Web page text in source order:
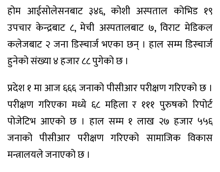
होम आईसोलेसनबाट ३४६, कोशी अस्पताल कोभिड १९
उपचार केन्द्रबाट ८, मेची अस्पतालबाट ७, विराट मेडिकल
कलेजबाट २ जना डिस्चार्ज भएका छन् । हाल सम्म डिस्चार्ज
हुनेको संख्या ४ हजार ८८ पुगेको छ ।
प्रदेश १ मा आज ६६६ जनाको पीसीआर परीक्षण गरिएको छ ।
परीक्षण गरिएका मध्ये ६८ महिला र १११ पुरुषको रिपोर्ट
पोजेटिभ आएको छ । हाल सम्म १ लाख २७ हजार ५५६
जनाको पीसीआर परीक्षण गरिएको सामाजिक विकास
मन्त्रालयले जनाएको छ ।